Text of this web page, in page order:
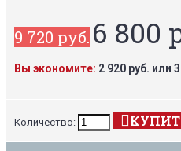
9 720 руб. 6 800
Вы экономите: 2 920 руб. или
Количество: